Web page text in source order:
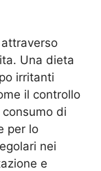
Una dieta
irritanti
il controllo
di
per lo
nei
e